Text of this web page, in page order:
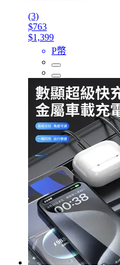
(3)
$763
$1,399
P幣